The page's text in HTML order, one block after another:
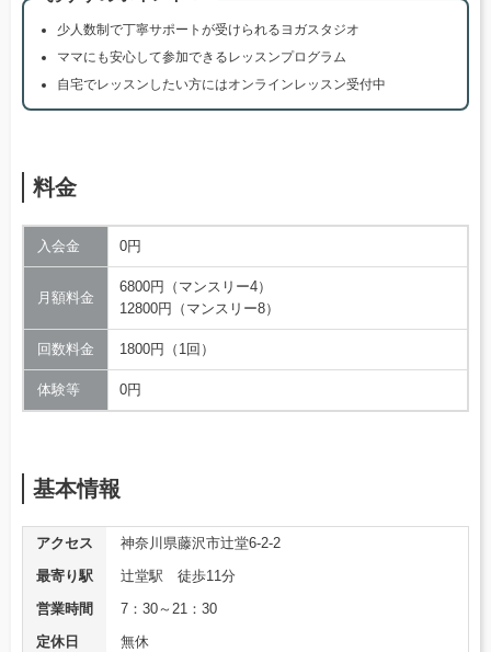
少人数制で丁寧サポートが受けられるヨガスタジオ
ママにも安心して参加できるレッスンプログラム
自宅でレッスンしたい方にはオンラインレッスン受付中
料金
入会金 0円
月額料金
6800円（マンスリー4）
12800円（マンスリー8）
回数料金 1800円（1回）
体験等 0円
基本情報
アクセス
神奈川県藤沢市辻堂6-2-2
最寄り駅
辻堂駅 徒歩11分
営業時間
7：30～21：30
定休日
無休